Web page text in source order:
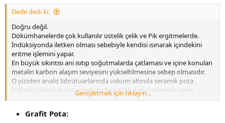
Dede dedi ki:
Doğru değil.
Dökümhanelerde çok kullanılır üstelik çelik ve Pik ergitmelerde.
İndüksiyonda iletken olması sebebiyle kendisi ısınarak içindekini
eritme işlemini yapar.
En büyük sıkıntısı ani ısıtıp soğutmalarda çatlaması ve içine konulan
metalin karbon alaşım seviyesini yükseltilmesine sebep olmasıdır.
O yüzden analiz labratuarlarında vakum altında seramik pota
kullanılır. Seramik potanında hızlı sıcaklık değişimlerinde gene
çatlaması sözkonusudur.
47767 eklentisine bak
Genişletmek için tıklayın...
Grafit Pota: